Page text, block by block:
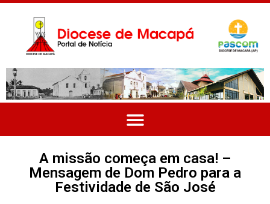
A missão começa em casa! –
Mensagem de Dom Pedro para a
Festividade de São José